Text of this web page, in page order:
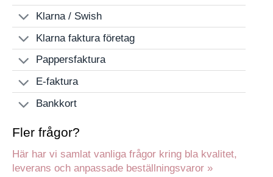
Klarna / Swish
Klarna faktura företag
Pappersfaktura
E-faktura
Bankkort
Fler frågor?
Här har vi samlat vanliga frågor kring bla kvalitet,
leverans och anpassade beställningsvaror »